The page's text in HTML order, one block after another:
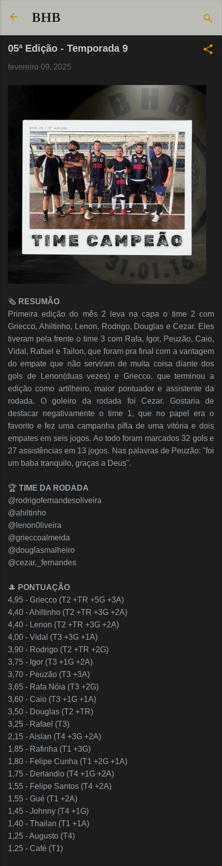
Pular para o conteúdo principal
BHB
05ª Edição - Temporada 9
fevereiro 09, 2025
🗞️ RESUMÃO
Primeira edição do mês 2 leva na capa o time 2 com
Griecco, Ahiltinho, Lenon, Rodrigo, Douglas e Cezar. Eles
tiveram pela frente o time 3 com Rafa, Igor, Peuzão, Caio,
Vidal, Rafael e Tailon, que foram pra final com a vantagem
do empate que não serviram de muita coisa diante dos
gols de Lenon(duas vezes) e Griecco, que terminou a
edição como artilheiro, maior pontuador e assistente da
rodada. O goleiro da rodada foi Cezar. Gostaria de
destacar negativamente o time 1, que no papel era o
favorito e fez uma campanha pífia de uma vitória e dois
empates em seis jogos. Ao todo foram marcados 32 gols e
27 assistências em 13 jogos. Nas palavras de Peuzão: "foi
um baba tranquilo, graças a Deus".
🏆 TIME DA RODADA
@rodrigofernandesoliveira
@ahiltinho
@lenon0liveira
@grieccoalmeida
@douglasmalheiro
@cezar._fernandes
🎩 PONTUAÇÃO
4,95 - Griecco (T2 +TR +5G +3A)
4,40 - Ahiltinho (T2 +TR +3G +2A)
4,40 - Lenon (T2 +TR +3G +2A)
4,00 - Vidal (T3 +3G +1A)
3,90 - Rodrigo (T2 +TR +2G)
3,75 - Igor (T3 +1G +2A)
3,70 - Peuzão (T3 +3A)
3,65 - Rafa Nóia (T3 +2G)
3,60 - Caio (T3 +1G +1A)
3,50 - Douglas (T2 +TR)
3,25 - Rafael (T3)
2,15 - Aislan (T4 +3G +2A)
1,85 - Rafinha (T1 +3G)
1,80 - Felipe Cunha (T1 +2G +1A)
1,75 - Derlandio (T4 +1G +2A)
1,55 - Felipe Santos (T4 +2A)
1,55 - Gué (T1 +2A)
1,45 - Johnny (T4 +1G)
1,40 - Thailan (T1 +1A)
1,25 - Augusto (T4)
1,25 - Café (T1)